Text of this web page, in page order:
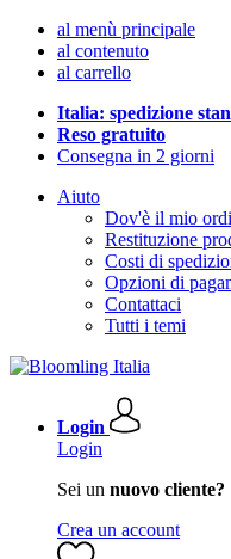
al menù principale
al contenuto
al carrello
Italia: spedizione
Reso gratuito
Consegna in 2 giorni
Aiuto
Dov'è il mio
Restituzione
Costi di
Opzioni di
Contattaci
Tutti i temi
Login
Login
Sei un nuovo cliente?
Crea un account